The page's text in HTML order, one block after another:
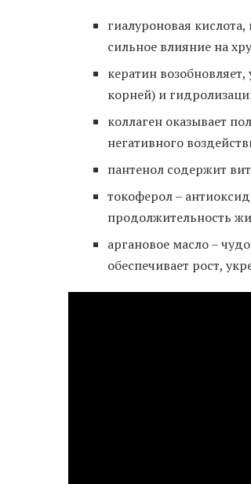
гиалуроновая
сильное влияние на
кератин
корней) и
коллаген оказывает
негативного
пантенол содержит
токоферол –
продолжительность
аргановое масло –
обеспечивает рост,